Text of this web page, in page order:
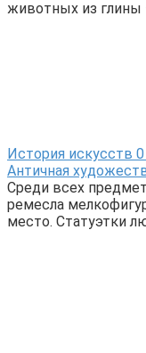
животных из глины
История искусств 0
Античная
Среди всех
ремесла
место. Статуэтки